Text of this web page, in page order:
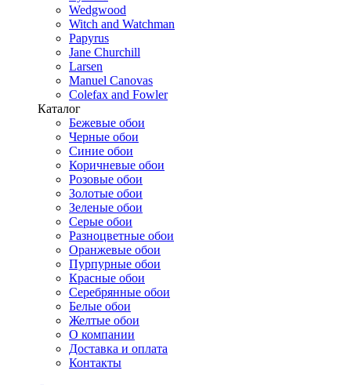
Wedgwood
Witch and Watchman
Papyrus
Jane Churchill
Larsen
Manuel Canovas
Colefax and Fowler
Каталог
Бежевые обои
Черные обои
Синие обои
Коричневые обои
Розовые обои
Золотые обои
Зеленые обои
Серые обои
Разноцветные обои
Оранжевые обои
Пурпурные обои
Красные обои
Серебрянные обои
Белые обои
Желтые обои
О компании
Доставка и оплата
Контакты